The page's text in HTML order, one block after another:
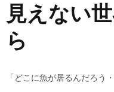
見えない
ら
「どこに魚が居るんだろう